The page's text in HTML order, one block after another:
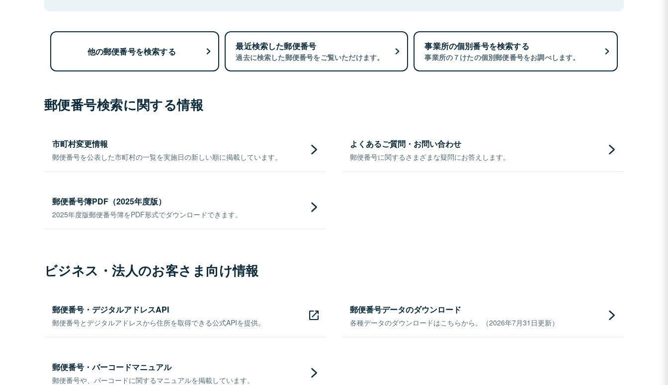
他の郵便番号を検索する 最近検索した郵便番号
過去に検索した郵便番号をご覧いただけます。
事業所の個別番号を検索する
事業所の７けたの個別郵便番号をお調べします。
郵便番号検索に関する情報
市町村変更情報
郵便番号を公表した市町村の一覧を実施日の新しい順に掲載しています。
よくあるご質問・お問い合わせ
郵便番号に関するさまざまな疑問にお答えします。
郵便番号簿PDF（2025年度版）
2025年度版郵便番号簿をPDF形式でダウンロードできます。
ビジネス・法人のお客さま向け情報
郵便番号・デジタルアドレスAPI
郵便番号とデジタルアドレスから住所を取得できる公式APIを提供。
郵便番号データのダウンロード
各種データのダウンロードはこちらから。（2026年7月31日更新）
郵便番号・バーコードマニュアル
郵便番号や、バーコードに関するマニュアルを掲載しています。